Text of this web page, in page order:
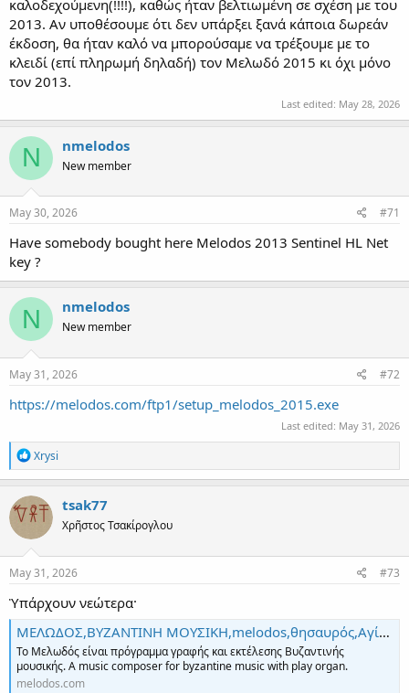
καλοδεχούμενη(!!!!), καθώς ήταν βελτιωμένη σε σχέση με του
2013. Αν υποθέσουμε ότι δεν υπάρξει ξανά κάποια δωρεάν
έκδοση, θα ήταν καλό να μπορούσαμε να τρέξουμε με το
κλειδί (επί πληρωμή δηλαδή) τον Μελωδό 2015 κι όχι μόνο
τον 2013.
Last edited: May 28, 2026
N nmelodos
New member
May 30, 2026 #71
Have somebody bought here Melodos 2013 Sentinel HL Net
key ?
N nmelodos
New member
May 31, 2026 #72
https://melodos.com/ftp1/setup_melodos_2015.exe
Last edited: May 31, 2026
R
e
a
c
t
i
o
n
s
Xrysi
tsak77
Χρῆστος Τσακίρογλου
May 31, 2026 #73
Ὑπάρχουν νεώτερα·
ΜΕΛΩΔΟΣ,ΒΥΖΑΝΤΙΝΗ ΜΟΥΣΙΚΗ,melodos,θησαυρός,Αγία γραφή,Καινή διαθήκη,Παλαιά διαθήκη,Πατρολογία,Ευαγγέλια, Μουσική βιβλιοθήκη
Το Μελωδός είναι πρόγραμμα γραφής και εκτέλεσης Βυζαντινής
μουσικής. A music composer for byzantine music with play organ.
melodos.com